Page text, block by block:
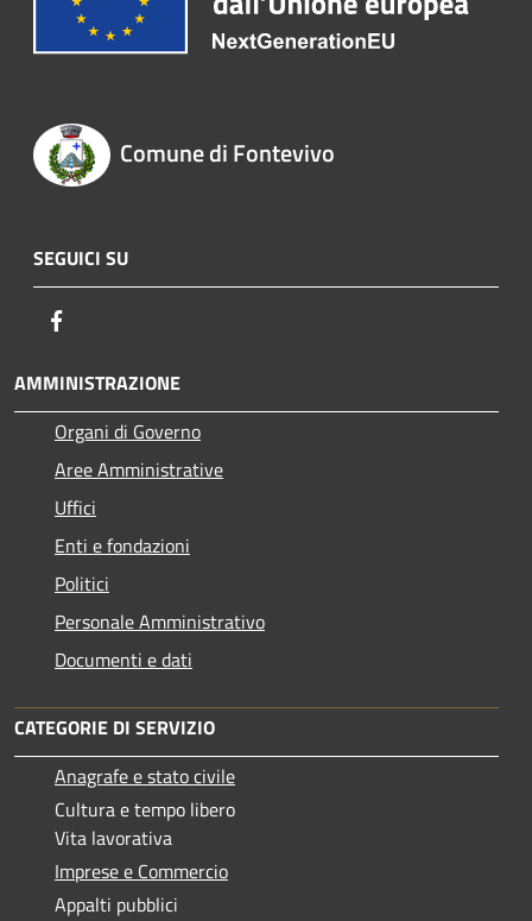
Comune di Fontevivo
SEGUICI SU
AMMINISTRAZIONE
Organi di Governo
Aree Amministrative
Uffici
Enti e fondazioni
Politici
Personale Amministrativo
Documenti e dati
CATEGORIE DI SERVIZIO
Anagrafe e stato civile
Cultura e tempo libero
Vita lavorativa
Imprese e Commercio
Appalti pubblici